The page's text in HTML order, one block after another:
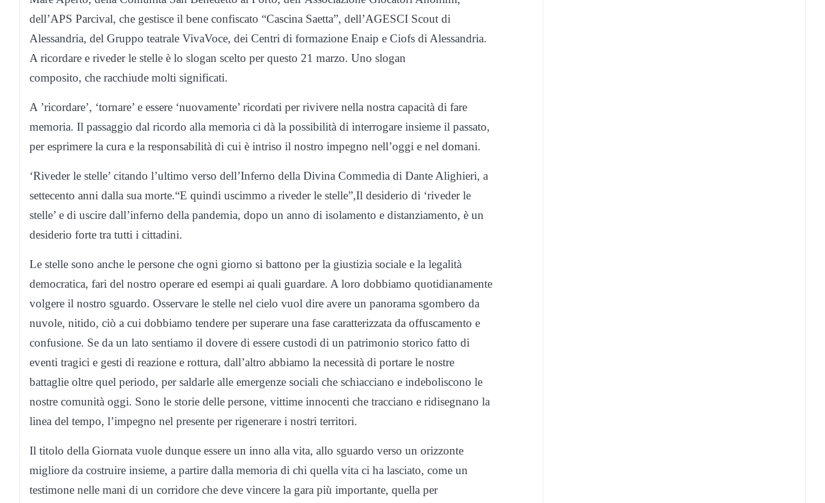
dell’APS Parcival, che gestisce il bene confiscato “Cascina Saetta”, dell’AGESCI Scout di
Alessandria, del Gruppo teatrale VivaVoce, dei Centri di formazione Enaip e Ciofs di Alessandria.
A ricordare e riveder le stelle è lo slogan scelto per questo 21 marzo. Uno slogan
composito, che racchiude molti significati.
A ’ricordare’, ‘tornare’ e essere ‘nuovamente’ ricordati per rivivere nella nostra capacità di fare
memoria. Il passaggio dal ricordo alla memoria ci dà la possibilità di interrogare insieme il passato,
per esprimere la cura e la responsabilità di cui è intriso il nostro impegno nell’oggi e nel domani.
‘Riveder le stelle’ citando l’ultimo verso dell’Inferno della Divina Commedia di Dante Alighieri, a
settecento anni dalla sua morte.“E quindi uscimmo a riveder le stelle”,Il desiderio di ‘riveder le
stelle’ e di uscire dall’inferno della pandemia, dopo un anno di isolamento e distanziamento, è un
desiderio forte tra tutti i cittadini.
Le stelle sono anche le persone che ogni giorno si battono per la giustizia sociale e la legalità
democratica, fari del nostro operare ed esempi ai quali guardare. A loro dobbiamo quotidianamente
volgere il nostro sguardo. Osservare le stelle nel cielo vuol dire avere un panorama sgombero da
nuvole, nitido, ciò a cui dobbiamo tendere per superare una fase caratterizzata da offuscamento e
confusione. Se da un lato sentiamo il dovere di essere custodi di un patrimonio storico fatto di
eventi tragici e gesti di reazione e rottura, dall’altro abbiamo la necessità di portare le nostre
battaglie oltre quel periodo, per saldarle alle emergenze sociali che schiacciano e indeboliscono le
nostre comunità oggi. Sono le storie delle persone, vittime innocenti che tracciano e ridisegnano la
linea del tempo, l’impegno nel presente per rigenerare i nostri territori.
Il titolo della Giornata vuole dunque essere un inno alla vita, allo sguardo verso un orizzonte
migliore da costruire insieme, a partire dalla memoria di chi quella vita ci ha lasciato, come un
testimone nelle mani di un corridore che deve vincere la gara più importante, quella per